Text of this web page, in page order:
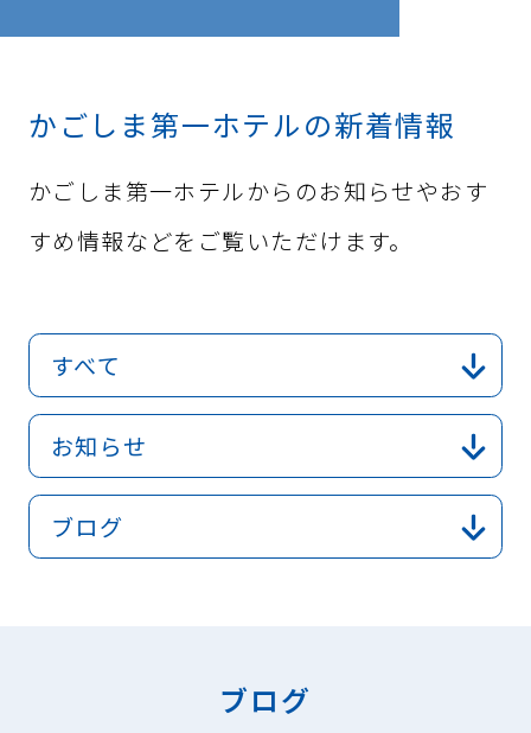
かごしま第一ホテルの新着情報
かごしま第一ホテルからのお知らせやおす
すめ情報などをご覧いただけます。
すべて
お知らせ
ブログ
ブログ